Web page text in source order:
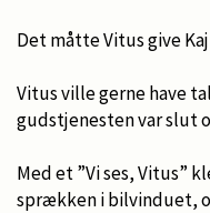
Det måtte Vitus give
Vitus ville gerne have
gudstjenesten var slut
Med et ”Vi ses, Vitus”
sprækken i bilvinduet,